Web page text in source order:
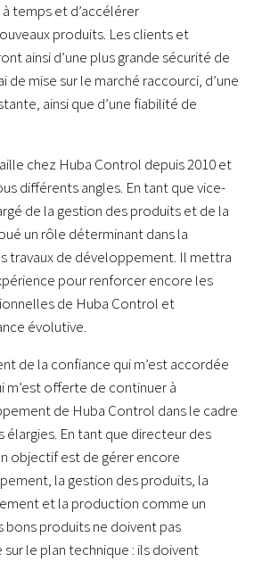
temps et d’accélérer
produits. Les clients et
ainsi d’une plus grande sécurité de
de mise sur le marché raccourci, d’une
ainsi que d’une fiabilité de
chez Huba Control depuis 2010 et
différents angles. En tant que vice-
de la gestion des produits et de la
un rôle déterminant dans la
travaux de développement. Il mettra
pour renforcer encore les
de Huba Control et
évolutive.
de la confiance qui m’est accordée
m’est offerte de continuer à
de Huba Control dans le cadre
élargies. En tant que directeur des
objectif est de gérer encore
la gestion des produits, la
et la production comme un
bons produits ne doivent pas
le plan technique : ils doivent